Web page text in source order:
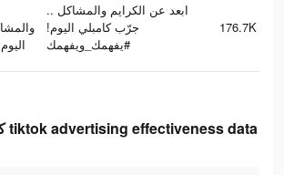
ابعد عن الكرايم والمشاكل ..
جرّب كامبلي اليوم!
#يفهمك_ويفهمك
176.7K
Cambly | كامبلي tiktok advertising effectiveness data